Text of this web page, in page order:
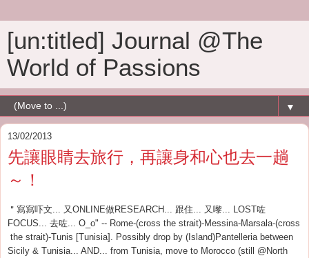
[un:titled] Journal @The
World of Passions
▼
13/02/2013
先讓眼睛去旅行，再讓身和心也去一趟
～！
＂寫寫吓文... 又ONLINE做RESEARCH... 跟住... 又嚟... LOST咗
FOCUS... 去咗... O_o" -- Rome-(cross the strait)-Messina-Marsala-(cross
the strait)-Tunis [Tunisia]. Possibly drop by (Island)Pantelleria between
Sicily & Tunisia... AND... from Tunisia, move to Morocco (still @North